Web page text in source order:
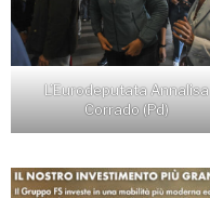
L’Eurodeputata Annalisa
Corrado (Pd)